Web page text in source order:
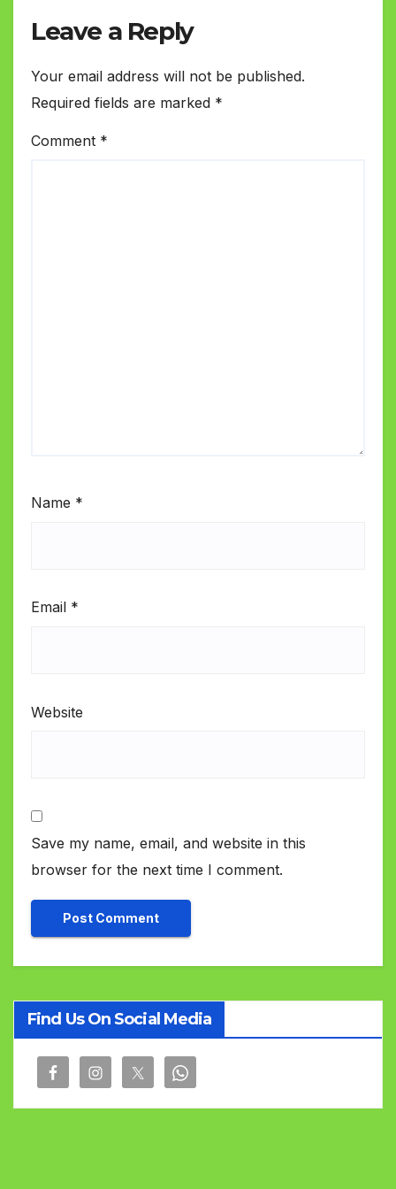
Leave a Reply
Your email address will not be published.
Required fields are marked *
Comment *
Name *
Email *
Website
Save my name, email, and website in this
browser for the next time I comment.
Find Us On Social Media